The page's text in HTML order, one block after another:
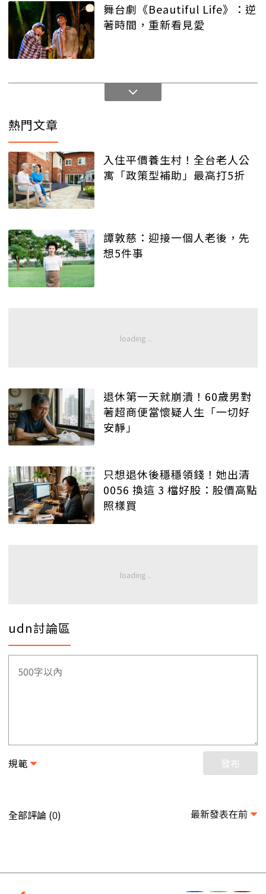
舞台劇《Beautiful Life》：逆
著時間，重新看見愛
熱門文章
入住平價養生村！全台老人公
寓「政策型補助」最高打5折
譚敦慈：迎接一個人老後，先
想5件事
退休第一天就崩潰！60歲男對
著超商便當懷疑人生「一切好
安靜」
只想退休後穩穩領錢！她出清
0056 換這 3 檔好股：股價高點
照樣買
udn討論區
規範 發布
全部評論 (0) 最新發表在前